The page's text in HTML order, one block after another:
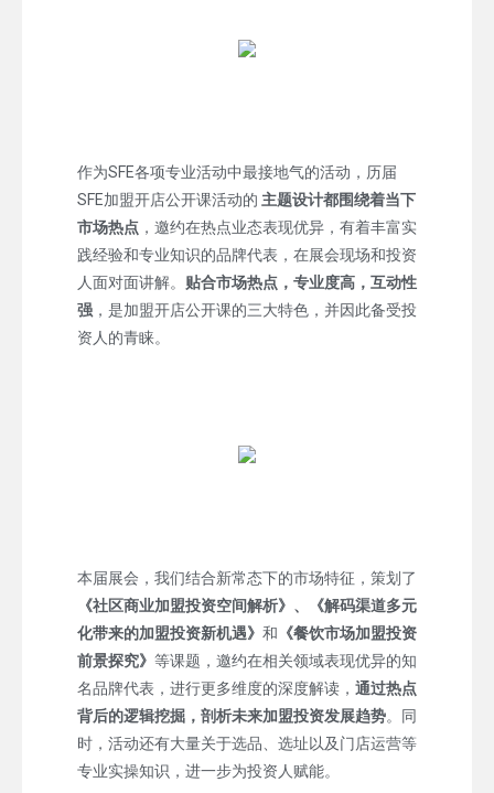
作为SFE各项专业活动中最接地气的活动，历届
SFE加盟开店公开课活动的 主题设计都围绕着当下
市场热点 ，邀约在热点业态表现优异，有着丰富实
践经验和专业知识的品牌代表，在展会现场和投资
人面对面讲解。 贴合市场热点，专业度高，互动性
强 ，是加盟开店公开课的三大特色，并因此备受投
资人的青睐。
本届展会，我们结合新常态下的市场特征，策划了
《社区商业加盟投资空间解析》、《解码渠道多元
化带来的加盟投资新机遇》 和 《餐饮市场加盟投资
前景探究》 等课题，邀约在相关领域表现优异的知
名品牌代表，进行更多维度的深度解读， 通过热点
背后的逻辑挖掘，剖析未来加盟投资发展趋势。同
时，活动还有大量关于选品、选址以及门店运营等
专业实操知识，进一步为投资人赋能。